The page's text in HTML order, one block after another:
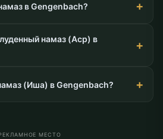
в Gengenbach?
намаз (Аср) в
(Иша) в Gengenbach?
МЕСТО